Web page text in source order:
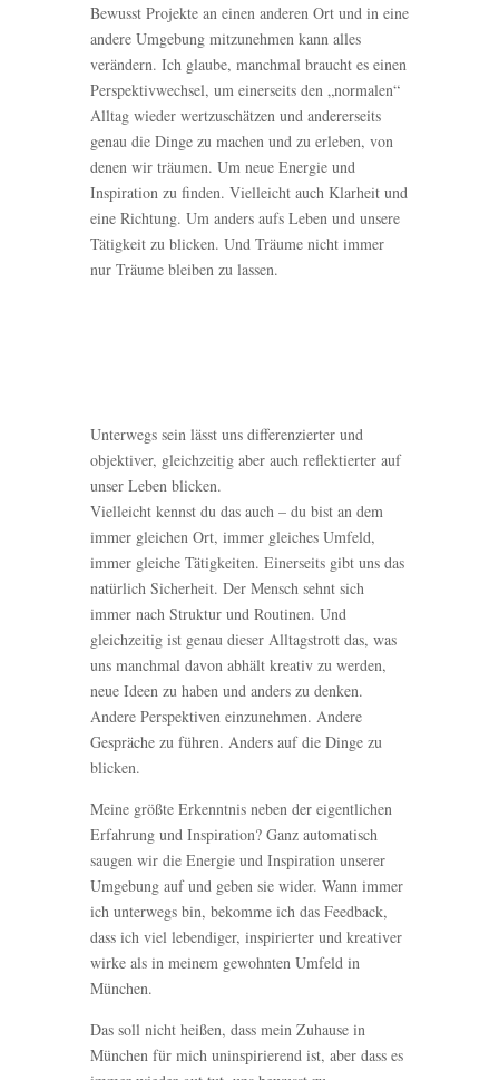
Bewusst Projekte an einen anderen Ort und in eine
andere Umgebung mitzunehmen kann alles
verändern. Ich glaube, manchmal braucht es einen
Perspektivwechsel, um einerseits den „normalen“
Alltag wieder wertzuschätzen und andererseits
genau die Dinge zu machen und zu erleben, von
denen wir träumen. Um neue Energie und
Inspiration zu finden. Vielleicht auch Klarheit und
eine Richtung. Um anders aufs Leben und unsere
Tätigkeit zu blicken. Und Träume nicht immer
nur Träume bleiben zu lassen.
Unterwegs sein lässt uns differenzierter und
objektiver, gleichzeitig aber auch reflektierter auf
unser Leben blicken.
Vielleicht kennst du das auch – du bist an dem
immer gleichen Ort, immer gleiches Umfeld,
immer gleiche Tätigkeiten. Einerseits gibt uns das
natürlich Sicherheit. Der Mensch sehnt sich
immer nach Struktur und Routinen. Und
gleichzeitig ist genau dieser Alltagstrott das, was
uns manchmal davon abhält kreativ zu werden,
neue Ideen zu haben und anders zu denken.
Andere Perspektiven einzunehmen. Andere
Gespräche zu führen. Anders auf die Dinge zu
blicken.
Meine größte Erkenntnis neben der eigentlichen
Erfahrung und Inspiration? Ganz automatisch
saugen wir die Energie und Inspiration unserer
Umgebung auf und geben sie wider. Wann immer
ich unterwegs bin, bekomme ich das Feedback,
dass ich viel lebendiger, inspirierter und kreativer
wirke als in meinem gewohnten Umfeld in
München.
Das soll nicht heißen, dass mein Zuhause in
München für mich uninspirierend ist, aber dass es